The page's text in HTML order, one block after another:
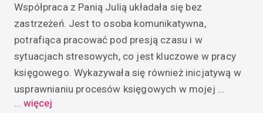
Współpraca z Panią Julią układała się bez
zastrzeżeń. Jest to osoba komunikatywna,
potrafiąca pracować pod presją czasu i w
sytuacjach stresowych, co jest kluczowe w pracy
księgowego. Wykazywała się również inicjatywą w
usprawnianiu procesów księgowych w mojej
firmie.Z pełnym przekonaniem polecam Panią Julię
... więcej